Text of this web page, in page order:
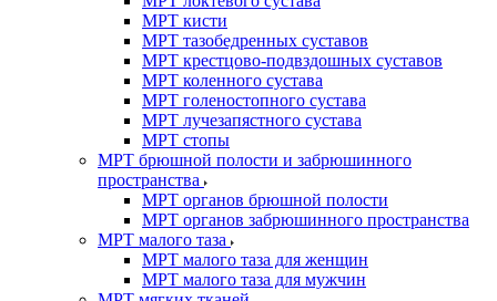
МРТ кисти
МРТ тазобедренных суставов
МРТ крестцово-подвздошных суставов
МРТ коленного сустава
МРТ голеностопного сустава
МРТ лучезапястного сустава
МРТ стопы
МРТ брюшной полости и забрюшинного
пространства
МРТ органов брюшной полости
МРТ органов забрюшинного пространства
МРТ малого таза
МРТ малого таза для женщин
МРТ малого таза для мужчин